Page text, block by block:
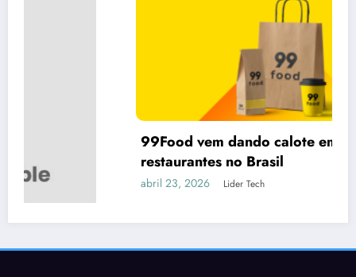
99Food vem dando calote em vários
restaurantes no Brasil
abril 23, 2026 Lider Tech